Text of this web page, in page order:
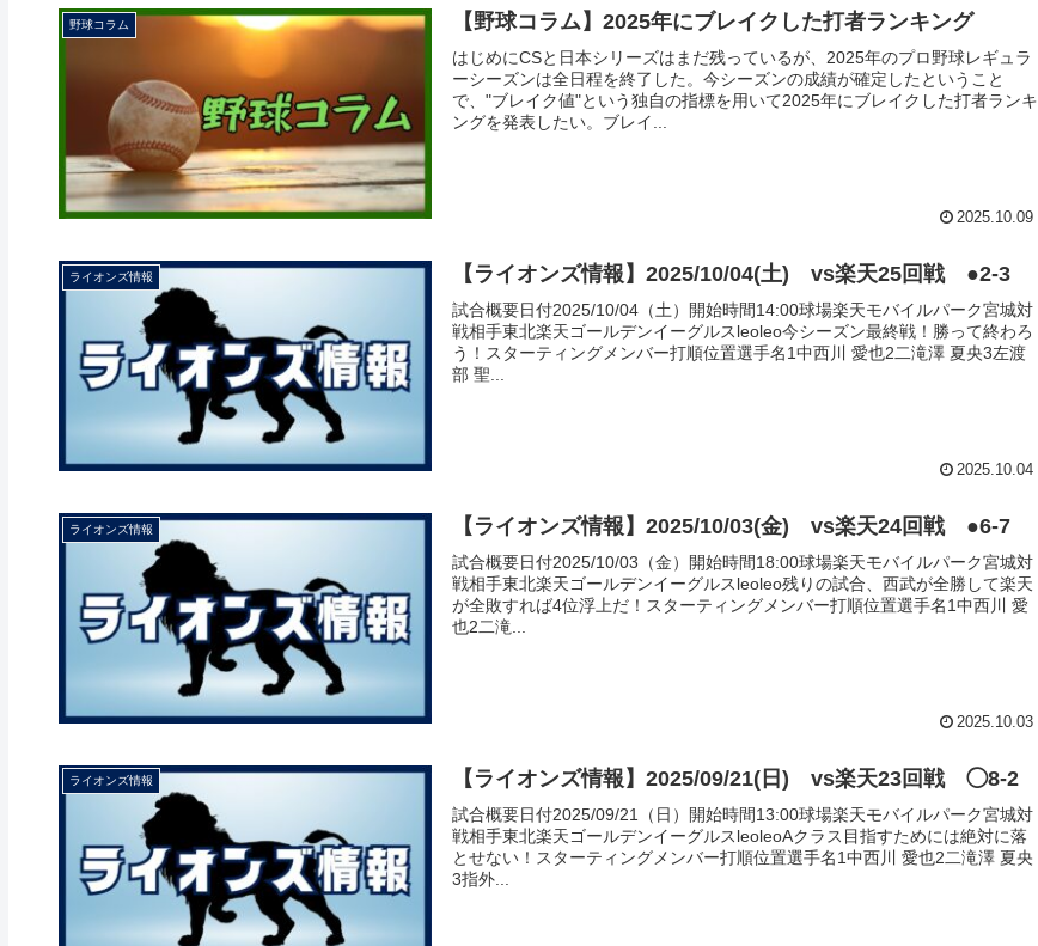
野球コラム 【野球コラム】2025年にブレイクした打者ランキング
はじめにCSと日本シリーズはまだ残っているが、2025年のプロ野球レギュラ
ーシーズンは全日程を終了した。今シーズンの成績が確定したということ
で、"ブレイク値"という独自の指標を用いて2025年にブレイクした打者ランキ
ングを発表したい。ブレイ...
2025.10.09
ライオンズ情報 【ライオンズ情報】2025/10/04(土) vs楽天25回戦 ●2-3
試合概要日付2025/10/04（土）開始時間14:00球場楽天モバイルパーク宮城対
戦相手東北楽天ゴールデンイーグルスleoleo今シーズン最終戦！勝って終わろ
う！スターティングメンバー打順位置選手名1中西川 愛也2二滝澤 夏央3左渡
部 聖...
2025.10.04
ライオンズ情報 【ライオンズ情報】2025/10/03(金) vs楽天24回戦 ●6-7
試合概要日付2025/10/03（金）開始時間18:00球場楽天モバイルパーク宮城対
戦相手東北楽天ゴールデンイーグルスleoleo残りの試合、西武が全勝して楽天
が全敗すれば4位浮上だ！スターティングメンバー打順位置選手名1中西川 愛
也2二滝...
2025.10.03
ライオンズ情報 【ライオンズ情報】2025/09/21(日) vs楽天23回戦 ◯8-2
試合概要日付2025/09/21（日）開始時間13:00球場楽天モバイルパーク宮城対
戦相手東北楽天ゴールデンイーグルスleoleoAクラス目指すためには絶対に落
とせない！スターティングメンバー打順位置選手名1中西川 愛也2二滝澤 夏央
3指外...